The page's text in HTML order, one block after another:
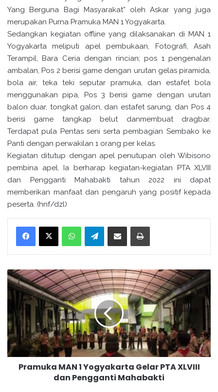
Yang Berguna Bagi Masyarakat” oleh Askar yang juga
merupakan Purna Pramuka MAN 1 Yogyakarta.
Sedangkan kegiatan offline yang dilaksanakan di MAN 1
Yogyakarta meliputi apel pembukaan, Fotografi, Asah
Terampil, Bara Ceria dengan rincian; pos 1 pengenalan
ambalan, Pos 2 berisi game dengan urutan gelas piramida,
bola air, teka teki seputar pramuka, dan estafet bola
menggunakan pipa, Pos 3 berisi game dengan urutan
balon duar, tongkat galon, dan estafet sarung, dan Pos 4
berisi game tangkap belut danmembuat dragbar.
Terdapat pula Pentas seni serta pembagian Sembako ke
Panti dengan perwakilan 1 orang per kelas.
Kegiatan ditutup dengan apel penutupan oleh Wibisono
pembina apel. Ia berharap kegiatan-kegiatan PTA XLVIII
dan Pengganti Mahabakti tahun 2022 ini dapat
memberikan manfaat dan pengaruh yang positif kepada
peserta. (hnf/dzl)
WhatsApp Telegram
P
r
u
k
a
M
A
Pramuka MAN 1 Yogyakarta Gelar PTA XLVIII
dan Pengganti Mahabakti